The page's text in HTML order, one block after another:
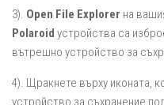
3). Open File Explorer на
Polaroid устройства са
вътрешно устройство за
4). Щракнете върху иконата,
устройство за съхранение